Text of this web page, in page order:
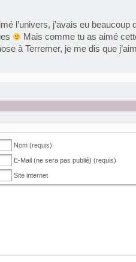
l’univers, j’avais eu beaucoup
Mais comme tu as aimé
à Terremer, je me dis que
Nom (requis)
E-Mail (ne sera pas publié) (requis)
Site internet